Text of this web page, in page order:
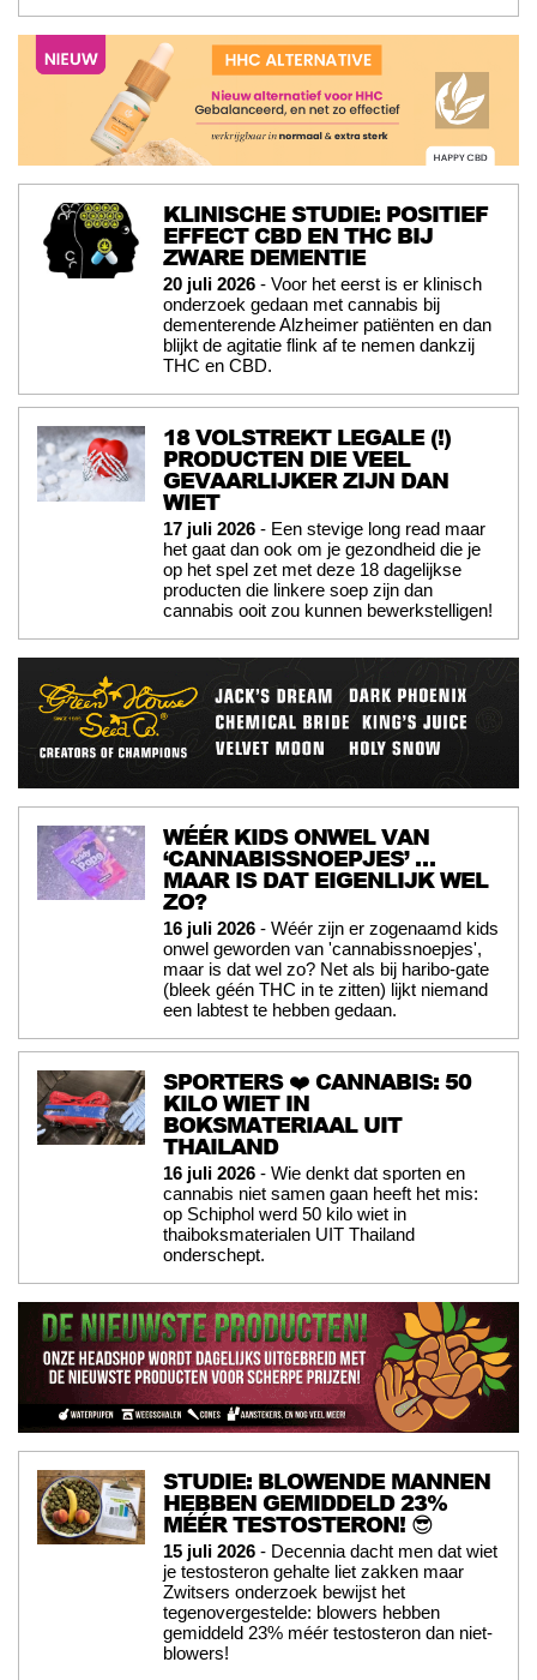
KLINISCHE STUDIE: POSITIEF
EFFECT CBD EN THC BIJ
ZWARE DEMENTIE
20 juli 2026 - Voor het eerst is er klinisch
onderzoek gedaan met cannabis bij
dementerende Alzheimer patiënten en dan
blijkt de agitatie flink af te nemen dankzij
THC en CBD.
18 VOLSTREKT LEGALE (!)
PRODUCTEN DIE VEEL
GEVAARLIJKER ZIJN DAN
WIET
17 juli 2026 - Een stevige long read maar
het gaat dan ook om je gezondheid die je
op het spel zet met deze 18 dagelijkse
producten die linkere soep zijn dan
cannabis ooit zou kunnen bewerkstelligen!
WÉÉR KIDS ONWEL VAN
‘CANNABISSNOEPJES’ …
MAAR IS DAT EIGENLIJK WEL
ZO?
16 juli 2026 - Wéér zijn er zogenaamd kids
onwel geworden van 'cannabissnoepjes',
maar is dat wel zo? Net als bij haribo-gate
(bleek géén THC in te zitten) lijkt niemand
een labtest te hebben gedaan.
SPORTERS ❤️ CANNABIS: 50
KILO WIET IN
BOKSMATERIAAL UIT
THAILAND
16 juli 2026 - Wie denkt dat sporten en
cannabis niet samen gaan heeft het mis:
op Schiphol werd 50 kilo wiet in
thaiboksmaterialen UIT Thailand
onderschept.
STUDIE: BLOWENDE MANNEN
HEBBEN GEMIDDELD 23%
MÉÉR TESTOSTERON! 😎
15 juli 2026 - Decennia dacht men dat wiet
je testosteron gehalte liet zakken maar
Zwitsers onderzoek bewijst het
tegenovergestelde: blowers hebben
gemiddeld 23% méér testosteron dan niet-
blowers!